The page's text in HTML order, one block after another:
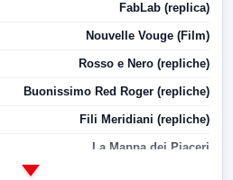
FabLab (replica)
Nouvelle Vouge (Film)
Rosso e Nero (repliche)
Buonissimo Red Roger (repliche)
Fili Meridiani (repliche)
La Mappa dei Piaceri